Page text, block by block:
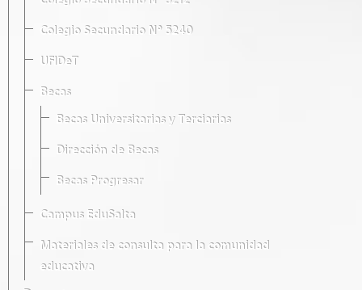
Colegio Secundario Nº 5240
UFIDeT
Becas
Becas Universitarias y Terciarias
Dirección de Becas
Becas Progresar
Campus EduSalta
Materiales de consulta para la comunidad
educativa